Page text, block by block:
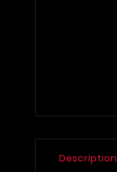
Description